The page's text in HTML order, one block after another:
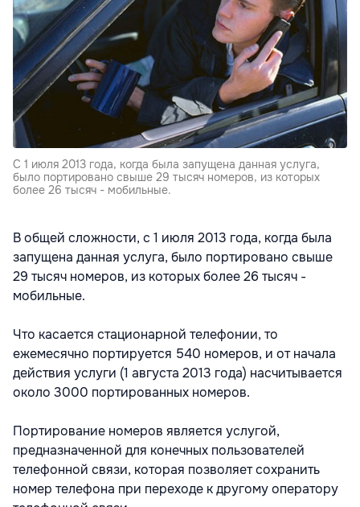
С 1 июля 2013 года, когда была запущена данная услуга,
было портировано свыше 29 тысяч номеров, из которых
более 26 тысяч - мобильные.
В общей сложности, с 1 июля 2013 года, когда была
запущена данная услуга, было портировано свыше
29 тысяч номеров, из которых более 26 тысяч -
мобильные.
Что касается стационарной телефонии, то
ежемесячно портируется 540 номеров, и от начала
действия услуги (1 августа 2013 года) насчитывается
около 3000 портированных номеров.
Портирование номеров является услугой,
предназначенной для конечных пользователей
телефонной связи, которая позволяет сохранить
номер телефона при переходе к другому оператору